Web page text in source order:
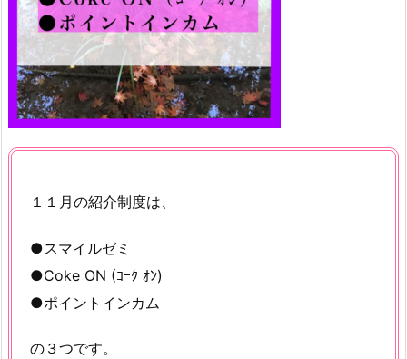
１１月の紹介制度は、
●スマイルゼミ
●Coke ON (ｺｰｸ ｵﾝ)
●ポイントインカム
の３つです。